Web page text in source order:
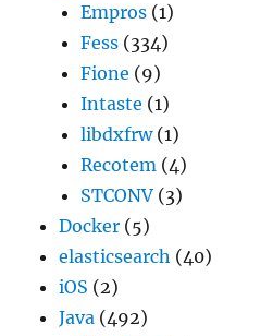
Empros (1)
Fess (334)
Fione (9)
Intaste (1)
libdxfrw(1)
Recotem (4)
STCONV (3)
Docker (5)
elasticsearch (40)
iOS (2)
Java (492)